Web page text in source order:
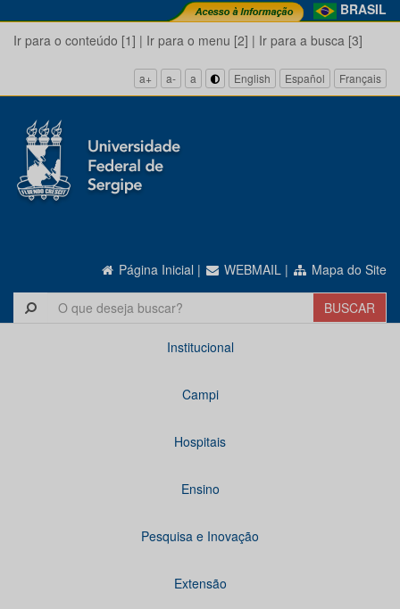
BRASIL
Ir para o conteúdo [1] | Ir para o menu [2] | Ir para a busca [3]
a+ a- a English Español Français
Página Inicial | WEBMAIL | Mapa do Site
Institucional
Campi
Hospitais
Ensino
Pesquisa e Inovação
Extensão